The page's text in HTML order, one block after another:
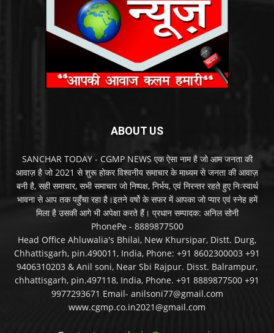
ABOUT US
SANCHAR TODAY - CGMP NEWS एक ऐसा नाम है जो आम जनता की
आवाज़ है जो 2021 से शुरू होकर विश्वनीय समाचार के माध्यम से जनता की आवाज़
बनी है, सही समाचार, सभी समाचार जो निष्पक्ष, निर्भय, एवं निरन्तर रहते हुए निःस्वार्थ
भावना से आप तक पहुँचा रहा है।इतने वर्षो के सफर में आपका जो प्यार एवं स्नेह हमें
मिला है उसकी आगे भी अपेक्षा करते हैं। प्रधान सम्पादक: अनिल सोनी
PhonePe - 8889877500
Head Office Ahluwalia's Bhilai, New Khursipar, Distt. Durg,
Chhattisgarh, pin.490011, India, Phone: +91 8602300003 +91
9406310203 & Anil soni, Near Sbi Rajpur. Disst. Balrampur,
chhattisgarh, pin.497118, India, Phone. +91 8889877500 +91
9977293671 Email- anilsoni77@gmail.com
www.cgmp.co.in2021@gmail.com